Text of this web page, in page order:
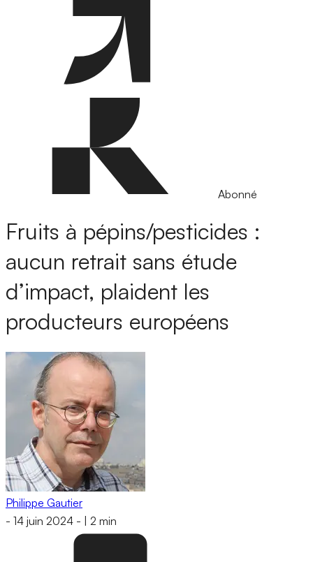
Abonné
Fruits à pépins/pesticides :
aucun retrait sans étude
d’impact, plaident les
producteurs européens
Philippe Gautier
- 14 juin 2024 - 2 min